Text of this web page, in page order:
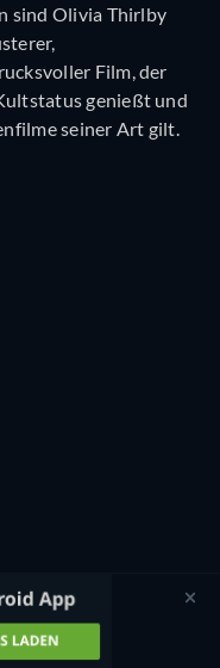
sind Olivia Thirlby
Film, der
genießt und
seiner Art gilt.